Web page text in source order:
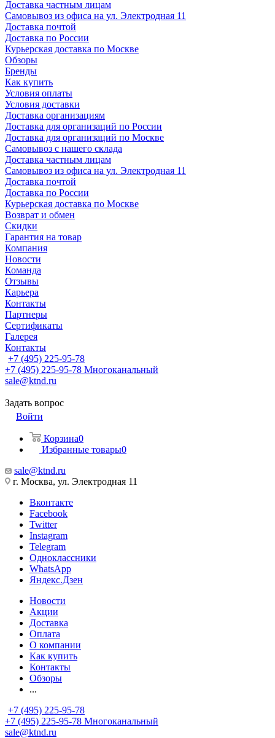
Доставка частным лицам
Самовывоз из офиса на ул. Электродная 11
Доставка почтой
Доставка по России
Курьерская доставка по Москве
Обзоры
Бренды
Как купить
Условия оплаты
Условия доставки
Доставка организациям
Доставка для организаций по России
Доставка для организаций по Москве
Самовывоз с нашего склада
Доставка частным лицам
Самовывоз из офиса на ул. Электродная 11
Доставка почтой
Доставка по России
Курьерская доставка по Москве
Возврат и обмен
Скидки
Гарантия на товар
Компания
Новости
Команда
Отзывы
Карьера
Контакты
Партнеры
Сертификаты
Галерея
Контакты
+7 (495) 225-95-78
+7 (495) 225-95-78 Многоканальный
sale@ktnd.ru
Задать вопрос
Войти
Корзина0
Избранные товары0
sale@ktnd.ru
г. Москва, ул. Электродная 11
Вконтакте
Facebook
Twitter
Instagram
Telegram
Одноклассники
WhatsApp
Яндекс.Дзен
Новости
Акции
Доставка
Оплата
О компании
Как купить
Контакты
Обзоры
...
+7 (495) 225-95-78
+7 (495) 225-95-78 Многоканальный
sale@ktnd.ru